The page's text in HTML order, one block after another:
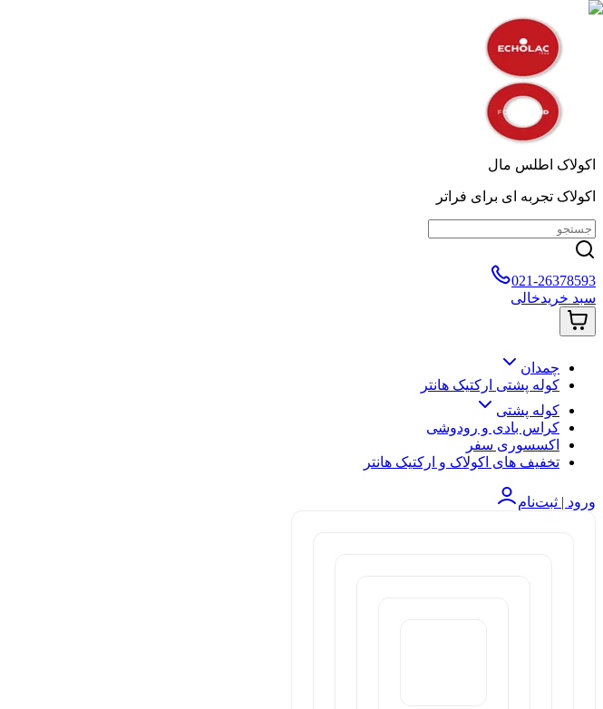
اکولاک اطلس مال
اکولاک تجربه ای برای فراتر
021-26378593
سبد خریدخالی
چمدان
کوله پشتی ارکتیک هانتر
کوله پشتی
کراس بادی و رودوشی
اکسسوری سفر
تخفیف های اکولاک و ارکتیک هانتر
ورود | ثبت‌نام